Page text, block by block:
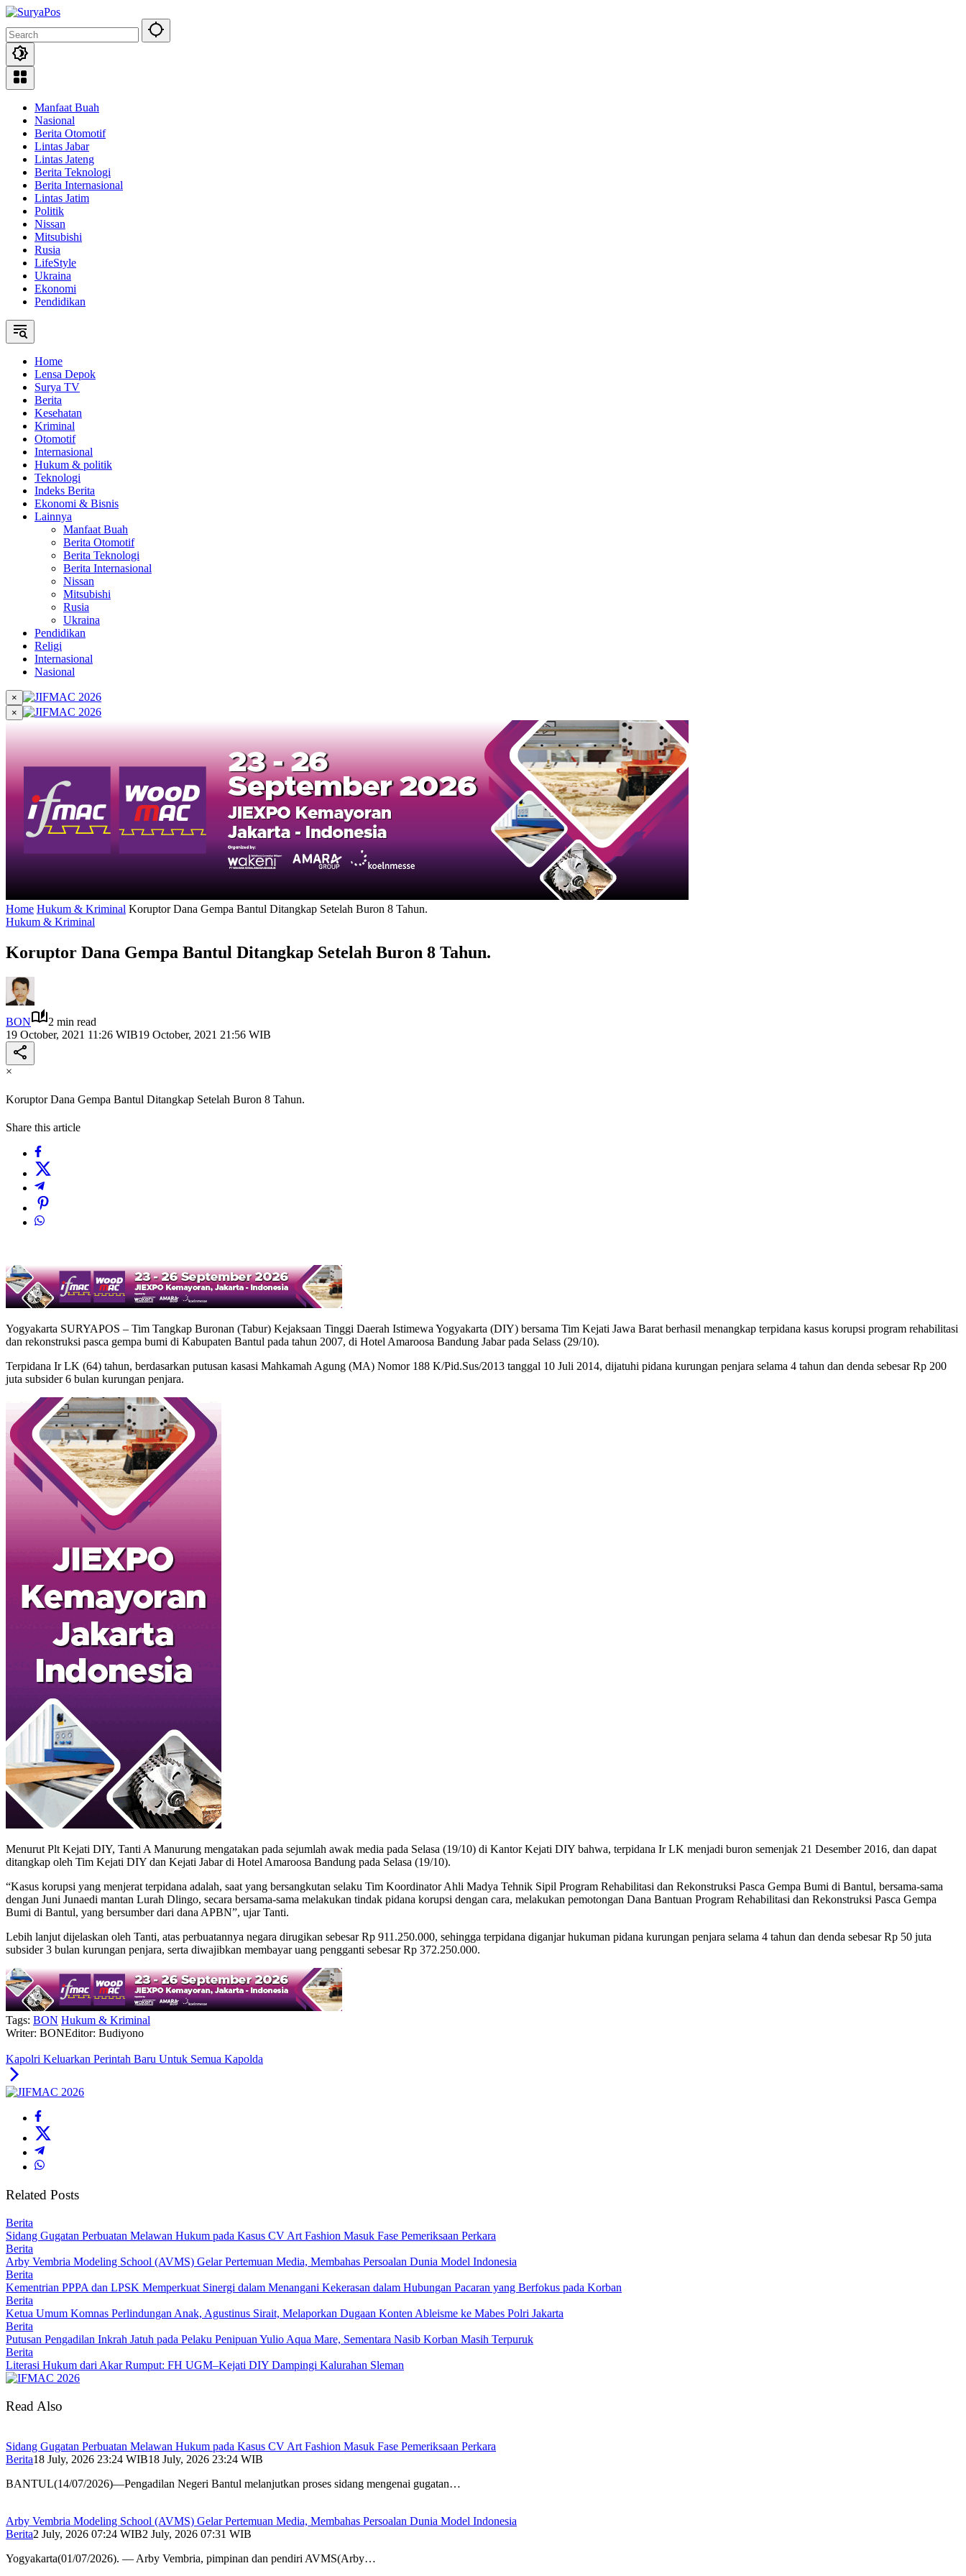
Skip
content
Manfaat Buah
Nasional
Berita Otomotif
Lintas Jabar
Lintas Jateng
Berita Teknologi
Berita Internasional
Lintas Jatim
Politik
Nissan
Mitsubishi
Rusia
LifeStyle
Ukraina
Ekonomi
Pendidikan
Home
Lensa Depok
Surya TV
Berita
Kesehatan
Kriminal
Otomotif
Internasional
Hukum & politik
Teknologi
Indeks Berita
Ekonomi & Bisnis
Lainnya
Manfaat Buah
Berita Otomotif
Berita Teknologi
Berita Internasional
Nissan
Mitsubishi
Rusia
Ukraina
Pendidikan
Religi
Internasional
Nasional
×
×
Home Hukum & Kriminal Koruptor Dana Gempa Bantul Ditangkap Setelah Buron 8 Tahun.
Hukum & Kriminal
Koruptor Dana Gempa Bantul Ditangkap Setelah Buron 8 Tahun.
BON
2 min read
19 October, 2021 11:26 WIB19 October, 2021 21:56 WIB
×
Koruptor Dana Gempa Bantul Ditangkap Setelah Buron 8 Tahun.
Share this article
Yogyakarta SURYAPOS – Tim Tangkap Buronan (Tabur) Kejaksaan Tinggi Daerah Istimewa Yogyakarta (DIY) bersama Tim Kejati Jawa Barat berhasil menangkap terpidana kasus korupsi program rehabilitasi
dan rekonstruksi pasca gempa bumi di Kabupaten Bantul pada tahun 2007, di Hotel Amaroosa Bandung Jabar pada Selass (29/10).
Terpidana Ir LK (64) tahun, berdasarkan putusan kasasi Mahkamah Agung (MA) Nomor 188 K/Pid.Sus/2013 tanggal 10 Juli 2014, dijatuhi pidana kurungan penjara selama 4 tahun dan denda sebesar Rp 200
juta subsider 6 bulan kurungan penjara.
Menurut Plt Kejati DIY, Tanti A Manurung mengatakan pada sejumlah awak media pada Selasa (19/10) di Kantor Kejati DIY bahwa, terpidana Ir LK menjadi buron semenjak 21 Desember 2016, dan dapat
ditangkap oleh Tim Kejati DIY dan Kejati Jabar di Hotel Amaroosa Bandung pada Selasa (19/10).
“Kasus korupsi yang menjerat terpidana adalah, saat yang bersangkutan selaku Tim Koordinator Ahli Madya Tehnik Sipil Program Rehabilitasi dan Rekonstruksi Pasca Gempa Bumi di Bantul, bersama-sama
dengan Juni Junaedi mantan Lurah Dlingo, secara bersama-sama melakukan tindak pidana korupsi dengan cara, melakukan pemotongan Dana Bantuan Program Rehabilitasi dan Rekonstruksi Pasca Gempa
Bumi di Bantul, yang bersumber dari dana APBN”, ujar Tanti.
Lebih lanjut dijelaskan oleh Tanti, atas perbuatannya negara dirugikan sebesar Rp 911.250.000, sehingga terpidana diganjar hukuman pidana kurungan penjara selama 4 tahun dan denda sebesar Rp 50 juta
subsider 3 bulan kurungan penjara, serta diwajibkan membayar uang pengganti sebesar Rp 372.250.000.
Tags: BON Hukum & Kriminal
Writer: BONEditor: Budiyono
Kapolri Keluarkan Perintah Baru Untuk Semua Kapolda
Related Posts
Berita
Sidang Gugatan Perbuatan Melawan Hukum pada Kasus CV Art Fashion Masuk Fase Pemeriksaan Perkara
Berita
Arby Vembria Modeling School (AVMS) Gelar Pertemuan Media, Membahas Persoalan Dunia Model Indonesia
Berita
Kementrian PPPA dan LPSK Memperkuat Sinergi dalam Menangani Kekerasan dalam Hubungan Pacaran yang Berfokus pada Korban
Berita
Ketua Umum Komnas Perlindungan Anak, Agustinus Sirait, Melaporkan Dugaan Konten Ableisme ke Mabes Polri Jakarta
Berita
Putusan Pengadilan Inkrah Jatuh pada Pelaku Penipuan Yulio Aqua Mare, Sementara Nasib Korban Masih Terpuruk
Berita
Literasi Hukum dari Akar Rumput: FH UGM–Kejati DIY Dampingi Kalurahan Sleman
Read Also
Sidang Gugatan Perbuatan Melawan Hukum pada Kasus CV Art Fashion Masuk Fase Pemeriksaan Perkara
Berita18 July, 2026 23:24 WIB18 July, 2026 23:24 WIB
BANTUL(14/07/2026)—Pengadilan Negeri Bantul melanjutkan proses sidang mengenai gugatan…
Arby Vembria Modeling School (AVMS) Gelar Pertemuan Media, Membahas Persoalan Dunia Model Indonesia
Berita2 July, 2026 07:24 WIB2 July, 2026 07:31 WIB
Yogyakarta(01/07/2026). — Arby Vembria, pimpinan dan pendiri AVMS(Arby…